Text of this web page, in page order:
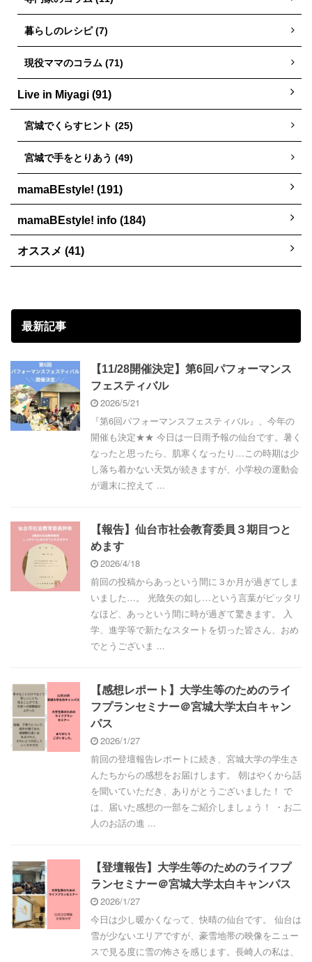
暮らしのレシピ (7)
現役ママのコラム (71)
Live in Miyagi (91)
宮城でくらすヒント (25)
宮城で手をとりあう (49)
mamaBEstyle! (191)
mamaBEstyle! info (184)
オススメ (41)
最新記事
【11/28開催決定】第6回パフォーマンス
フェスティバル
2026/5/21
『第6回パフォーマンスフェスティバル』、今年の
開催も決定★★ 今日は一日雨予報の仙台です。暑く
なったと思ったら、肌寒くなったり…この時期は少
し落ち着かない天気が続きますが、小学校の運動会
が週末に控えて ...
【報告】仙台市社会教育委員３期目つと
めます
2026/4/18
前回の投稿からあっという間に３か月が過ぎてしま
いました…。 光陰矢の如し…という言葉がピッタリ
なほど、あっという間に時が過ぎて驚きます。 入
学、進学等で新たなスタートを切った皆さん、おめ
でとうございま ...
【感想レポート】大学生等のためのライ
フプランセミナー＠宮城大学太白キャン
パス
2026/1/27
前回の登壇報告レポートに続き、宮城大学の学生さ
んたちからの感想をお届けします。 朝はやくから話
を聞いていただき、ありがとうございました！ で
は、届いた感想の一部をご紹介しましょう！ ・お二
人のお話の進 ...
【登壇報告】大学生等のためのライフプ
ランセミナー＠宮城大学太白キャンパス
2026/1/27
今日は少し暖かくなって、快晴の仙台です。 仙台は
雪が少ないエリアですが、豪雪地帯の映像をニュー
スで見る度に雪の怖さを感じます。長崎人の私は、